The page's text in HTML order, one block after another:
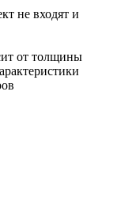
не входят и
от толщины